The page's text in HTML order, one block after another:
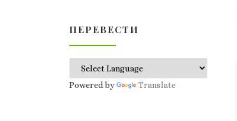
ПЕРЕВЕСТИ
Powered by Translate